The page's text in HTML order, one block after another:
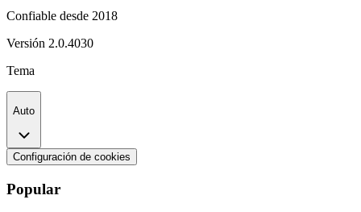
Confiable desde 2018
Versión 2.0.4030
Tema
Auto
Configuración de cookies
Popular